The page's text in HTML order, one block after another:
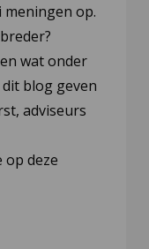
meningen op.
wat onder
blog geven
adviseurs
op deze